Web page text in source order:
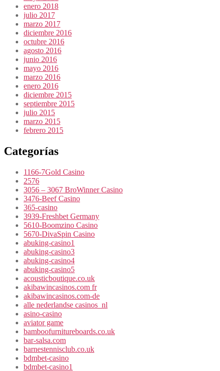
enero 2018
julio 2017
marzo 2017
diciembre 2016
octubre 2016
agosto 2016
junio 2016
mayo 2016
marzo 2016
enero 2016
diciembre 2015
septiembre 2015
julio 2015
marzo 2015
febrero 2015
Categorías
1166-7Gold Casino
2576
3056 – 3067 BroWinner Casino
3476-Beef Casino
365-casino
3939-Freshbet Germany
5610-Boomzino Casino
5670-DivaSpin Casino
abuking-casino1
abuking-casino3
abuking-casino4
abuking-casino5
acousticboutique.co.uk
akibawincasinos.com fr
akibawincasinos.com-de
alle nederlandse casinos_nl
asino-casino
aviator game
bamboofurnitureboards.co.uk
bar-salsa.com
barnestennisclub.co.uk
bdmbet-casino
bdmbet-casino1